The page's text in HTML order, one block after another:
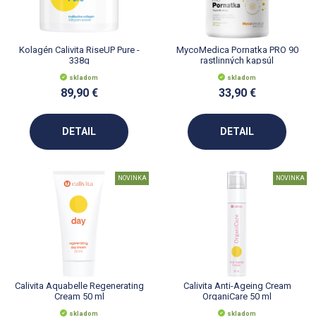
Kolagén Calivita RiseUP Pure -
338g
skladom
89,90 €
DETAIL
MycoMedica Pornatka PRO 90
rastlinných kapsúl
skladom
33,90 €
DETAIL
NOVINKA
Calivita Aquabelle Regenerating
Cream 50 ml
skladom
NOVINKA
Calivita Anti-Ageing Cream
OrganiCare 50 ml
skladom